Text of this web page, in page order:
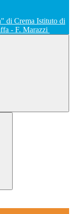
Istituto di
- F. Marazzi